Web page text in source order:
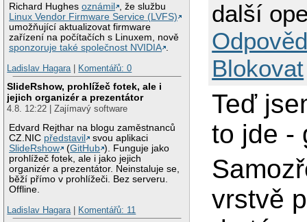
Richard Hughesoznámil
, že službu
Linux Vendor Firmware Service (LVFS)
umožňující aktualizovat firmware
zařízení na počítačích s Linuxem, nově
sponzoruje také společnost NVIDIA .
Ladislav Hagara| Komentářů: 0
SlideRshow, prohlížeč fotek, ale i
jejich organizér a prezentátor
4.8. 12:22 | Zajímavý software
Edvard Rejthar na blogu zaměstnanců
CZ.NIC představil
svou aplikaci
SlideRshow
(GitHub ). Funguje jako
prohlížeč fotek, ale i jako jejich
organizér a prezentátor. Neinstaluje se,
běží přímo v prohlížeči. Bez serveru.
Offline.
Ladislav Hagara| Komentářů: 11
další
Blokovat
Teď
to jde -
vrstvě